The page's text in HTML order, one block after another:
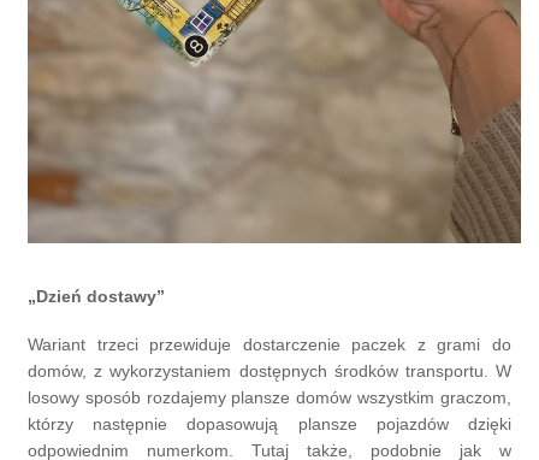
„Dzień dostawy”
Wariant trzeci przewiduje dostarczenie paczek z grami do
domów, z wykorzystaniem dostępnych środków transportu. W
losowy sposób rozdajemy plansze domów wszystkim graczom,
którzy następnie dopasowują plansze pojazdów dzięki
odpowiednim numerkom. Tutaj także, podobnie jak w